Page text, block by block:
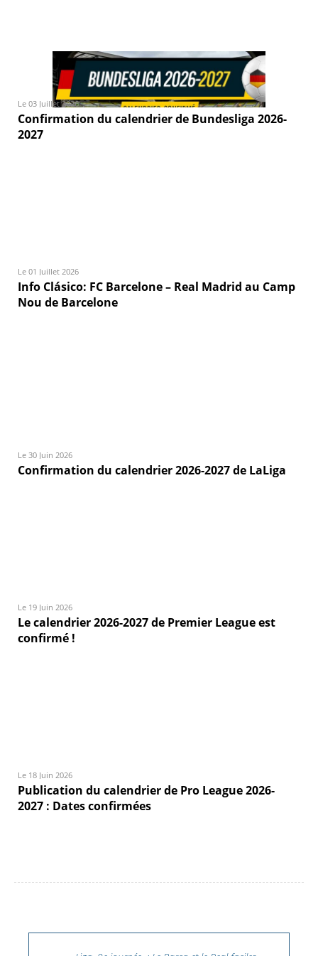
Le 03 Juillet 2026
Confirmation du calendrier de Bundesliga 2026-
2027
Le 01 Juillet 2026
Info Clásico: FC Barcelone – Real Madrid au Camp
Nou de Barcelone
Le 30 Juin 2026
Confirmation du calendrier 2026-2027 de LaLiga
Le 19 Juin 2026
Le calendrier 2026-2027 de Premier League est
confirmé !
Le 18 Juin 2026
Publication du calendrier de Pro League 2026-
2027 : Dates confirmées